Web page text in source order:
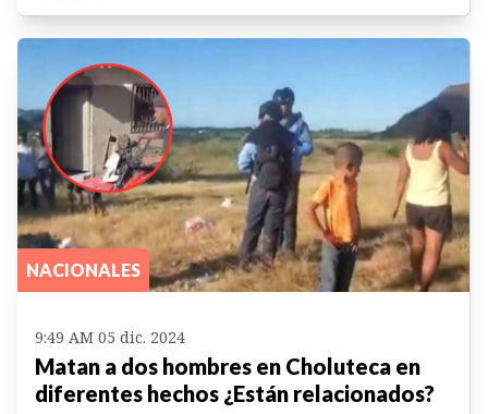
NACIONALES
9:49 AM 05 dic. 2024
Matan a dos hombres en Choluteca en
diferentes hechos ¿Están relacionados?